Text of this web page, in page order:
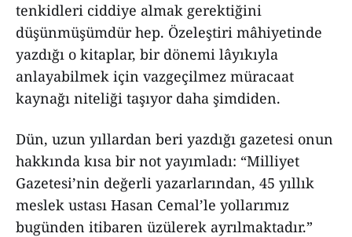
tenkidleri ciddiye almak gerektiğini
düşünmüşümdür hep. Özeleştiri mâhiyetinde
yazdığı o kitaplar, bir dönemi lâyıkıyla
anlayabilmek için vazgeçilmez müracaat
kaynağı niteliği taşıyor daha şimdiden.
Dün, uzun yıllardan beri yazdığı gazetesi onun
hakkında kısa bir not yayımladı: “Milliyet
Gazetesi’nin değerli yazarlarından, 45 yıllık
meslek ustası Hasan Cemal’le yollarımız
bugünden itibaren üzülerek ayrılmaktadır.”